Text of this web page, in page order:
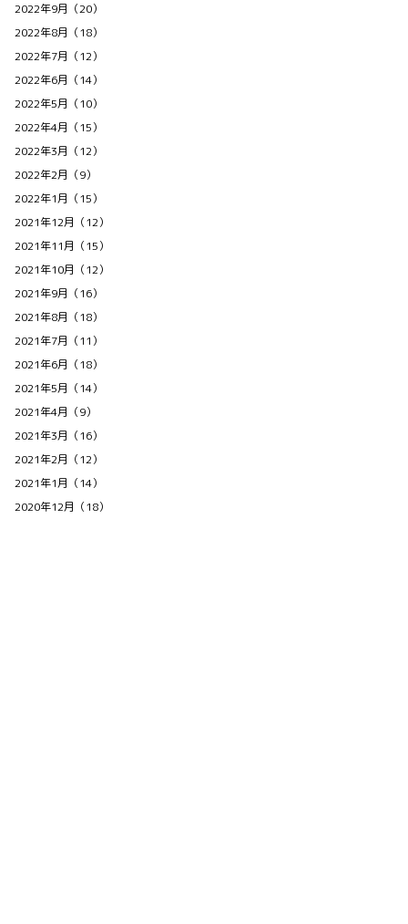
2022年9月（20）
2022年8月（18）
2022年7月（12）
2022年6月（14）
2022年5月（10）
2022年4月（15）
2022年3月（12）
2022年2月（9）
2022年1月（15）
2021年12月（12）
2021年11月（15）
2021年10月（12）
2021年9月（16）
2021年8月（18）
2021年7月（11）
2021年6月（18）
2021年5月（14）
2021年4月（9）
2021年3月（16）
2021年2月（12）
2021年1月（14）
2020年12月（18）